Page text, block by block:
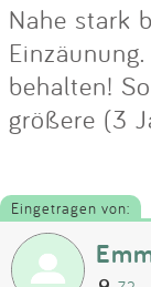
Nahe stark
behalten!
größere (3
Eingetragen von: